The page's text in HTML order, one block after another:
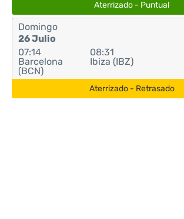
Aterrizado - Puntual
Domingo
26 Julio
07:14
Barcelona
(BCN)
08:31
Ibiza (IBZ)
Aterrizado - Retrasado